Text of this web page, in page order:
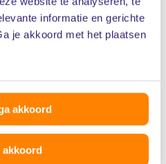
informatie en gerichte
je akkoord met het plaatsen
akkoord
akkoord
kunnen het leven een stuk
een systeem waarmee
contact maakt met